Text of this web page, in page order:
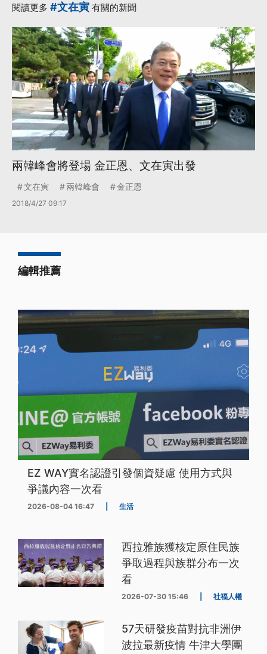
閱讀更多 #文在寅 有關的新聞
兩韓峰會將登場 金正恩、文在寅出發
文在寅 兩韓峰會 金正恩
2018/4/27 09:17
編輯推薦
EZ WAY實名認證引發個資疑慮 使用方式與
爭議內容一次看
2026-08-04 16:47 生活
西拉雅族獲核定原住民族
爭取過程與族群分布一次
看
2026-07-30 15:46 社福人權
57天研發疫苗對抗非洲伊
波拉最新疫情 牛津大學團